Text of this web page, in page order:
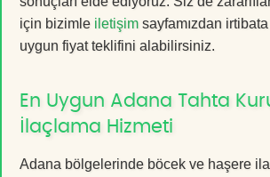
için bizimle iletişim sayfamızdan
uygun fiyat teklifini alabilirsiniz.
En Uygun Adana Tahta
İlaçlama Hizmeti
Adana bölgelerinde böcek ve haşere